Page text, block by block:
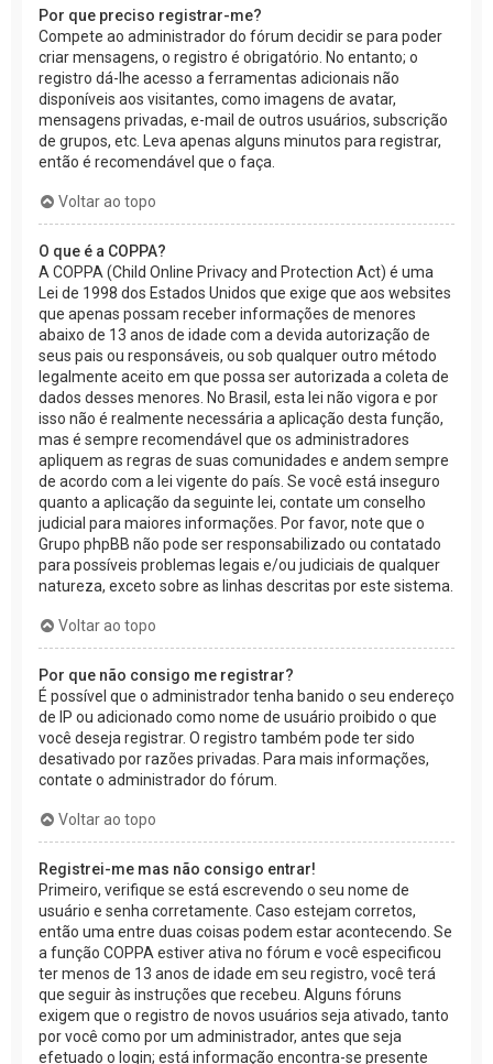
Por que preciso registrar-me?
Compete ao administrador do fórum decidir se para poder
criar mensagens, o registro é obrigatório. No entanto; o
registro dá-lhe acesso a ferramentas adicionais não
disponíveis aos visitantes, como imagens de avatar,
mensagens privadas, e-mail de outros usuários, subscrição
de grupos, etc. Leva apenas alguns minutos para registrar,
então é recomendável que o faça.
Voltar ao topo
O que é a COPPA?
A COPPA (Child Online Privacy and Protection Act) é uma
Lei de 1998 dos Estados Unidos que exige que aos websites
que apenas possam receber informações de menores
abaixo de 13 anos de idade com a devida autorização de
seus pais ou responsáveis, ou sob qualquer outro método
legalmente aceito em que possa ser autorizada a coleta de
dados desses menores. No Brasil, esta lei não vigora e por
isso não é realmente necessária a aplicação desta função,
mas é sempre recomendável que os administradores
apliquem as regras de suas comunidades e andem sempre
de acordo com a lei vigente do país. Se você está inseguro
quanto a aplicação da seguinte lei, contate um conselho
judicial para maiores informações. Por favor, note que o
Grupo phpBB não pode ser responsabilizado ou contatado
para possíveis problemas legais e/ou judiciais de qualquer
natureza, exceto sobre as linhas descritas por este sistema.
Voltar ao topo
Por que não consigo me registrar?
É possível que o administrador tenha banido o seu endereço
de IP ou adicionado como nome de usuário proibido o que
você deseja registrar. O registro também pode ter sido
desativado por razões privadas. Para mais informações,
contate o administrador do fórum.
Voltar ao topo
Registrei-me mas não consigo entrar!
Primeiro, verifique se está escrevendo o seu nome de
usuário e senha corretamente. Caso estejam corretos,
então uma entre duas coisas podem estar acontecendo. Se
a função COPPA estiver ativa no fórum e você especificou
ter menos de 13 anos de idade em seu registro, você terá
que seguir às instruções que recebeu. Alguns fóruns
exigem que o registro de novos usuários seja ativado, tanto
por você como por um administrador, antes que seja
efetuado o login; está informação encontra-se presente